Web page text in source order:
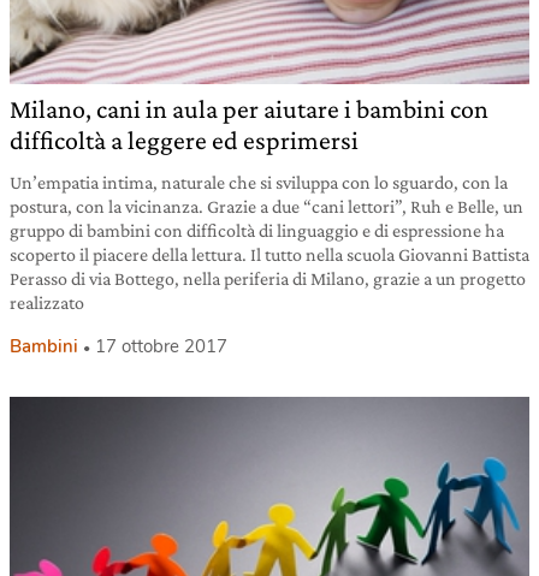
Milano, cani in aula per aiutare i bambini con
difficoltà a leggere ed esprimersi
Un’empatia intima, naturale che si sviluppa con lo sguardo, con la
postura, con la vicinanza. Grazie a due “cani lettori”, Ruh e Belle, un
gruppo di bambini con difficoltà di linguaggio e di espressione ha
scoperto il piacere della lettura. Il tutto nella scuola Giovanni Battista
Perasso di via Bottego, nella periferia di Milano, grazie a un progetto
realizzato
Bambini 17 ottobre 2017